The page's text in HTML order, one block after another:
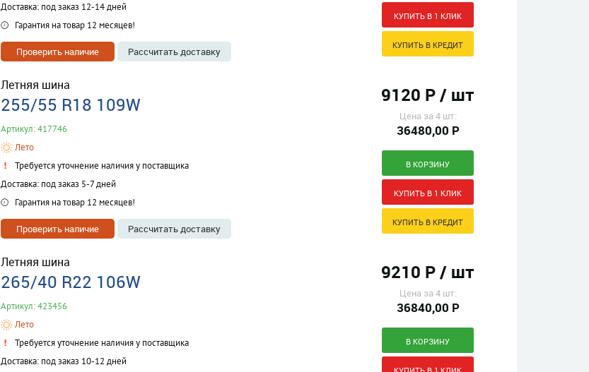
Доставка: под заказ 12-14 дней
Гарантия на товар 12 месяцев!
Проверить наличие Рассчитать доставку
Летняя шина
255/55 R18 109W
Артикул: 417746
Лето
Требуется уточнение наличия у поставщика
Доставка: под заказ 5-7 дней
Гарантия на товар 12 месяцев!
Проверить наличие Рассчитать доставку
9120 Р / шт
Цена за 4 шт:
36480,00 Р
Летняя шина
265/40 R22 106W
Артикул: 423456
Лето
Требуется уточнение наличия у поставщика
Доставка: под заказ 10-12 дней
9210 Р / шт
Цена за 4 шт:
36840,00 Р